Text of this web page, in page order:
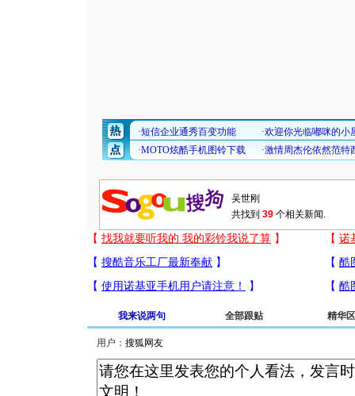
共找到 39 个相关新闻.
我来说两句 全部跟贴 精华区
用户：